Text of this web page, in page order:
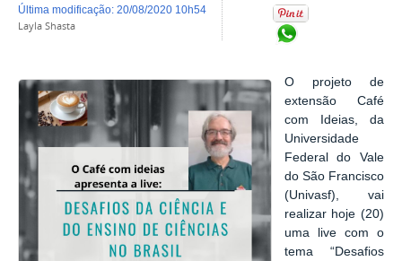
última modificação: 20/08/2020 10h54
Layla Shasta
O projeto de
extensão Café
com Ideias, da
Universidade
Federal do Vale
do São Francisco
(Univasf), vai
realizar hoje (20)
uma live com o
tema “Desafios